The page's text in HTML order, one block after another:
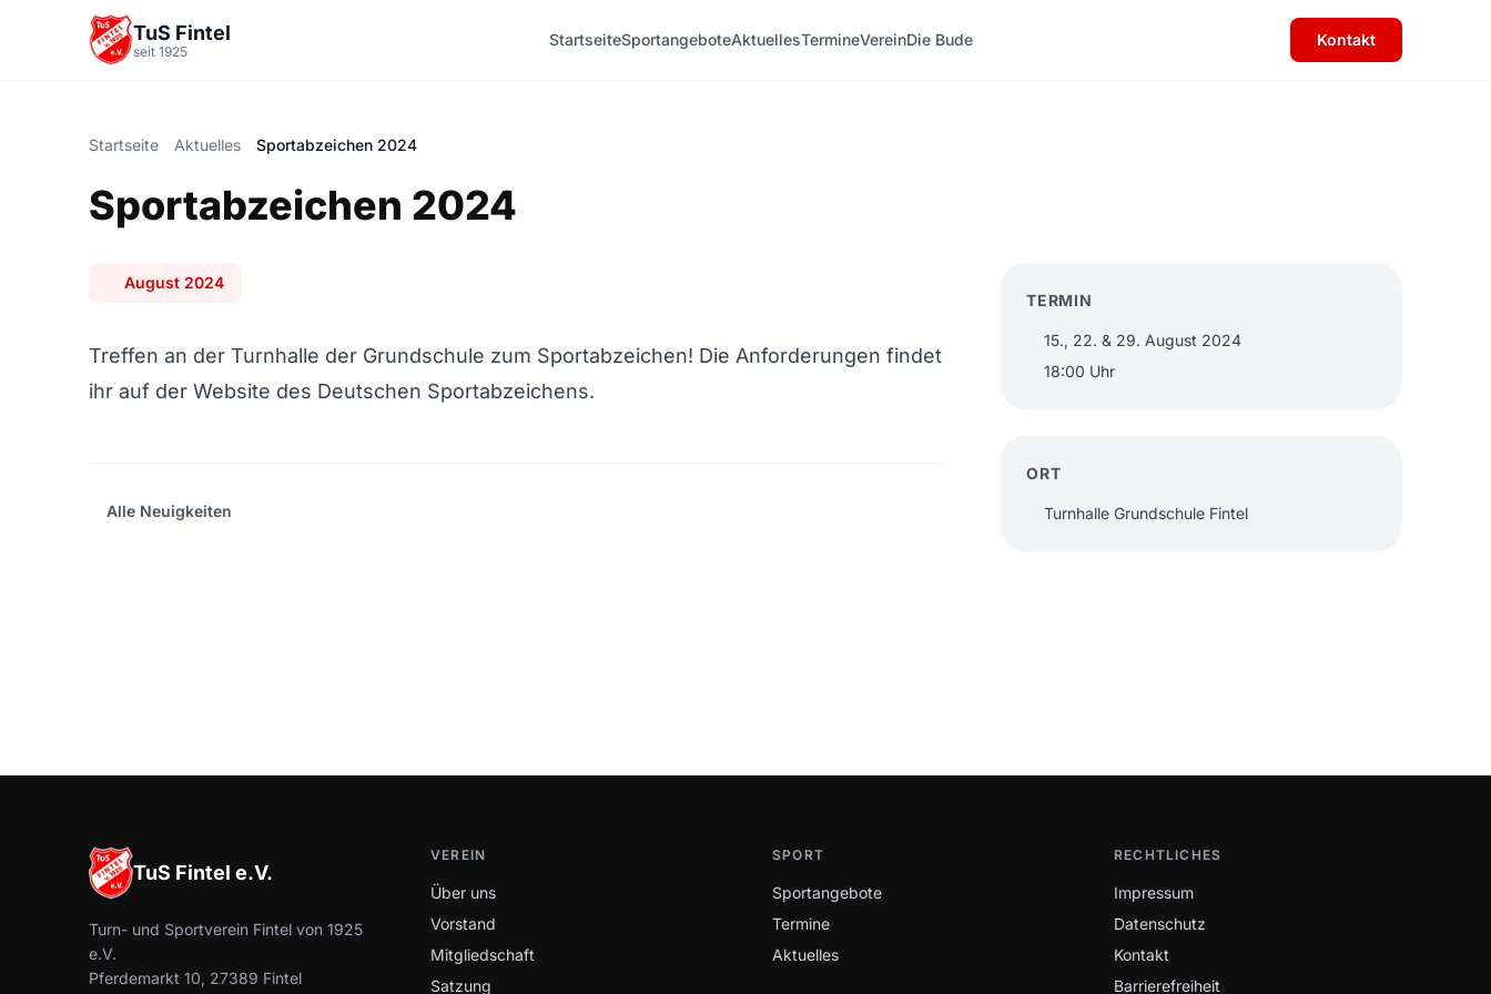
Zum Hauptinhalt springen
TuS Fintel
seit 1925
StartseiteSportangeboteAktuellesTermineVereinDie Bude Kontakt
Startseite Aktuelles Sportabzeichen 2024
Sportabzeichen 2024
August 2024
Treffen an der Turnhalle der Grundschule zum Sportabzeichen! Die Anforderungen findet
ihr auf der Website des Deutschen Sportabzeichens.
Alle Neuigkeiten
TERMIN
15., 22. & 29. August 2024
18:00 Uhr
ORT
Turnhalle Grundschule Fintel
TuS Fintel e.V.
Turn- und Sportverein Fintel von 1925
e.V.
Pferdemarkt 10, 27389 Fintel
VEREIN
Über uns
Vorstand
Mitgliedschaft
Satzung
SPORT
Sportangebote
Termine
Aktuelles
RECHTLICHES
Impressum
Datenschutz
Kontakt
Barrierefreiheit